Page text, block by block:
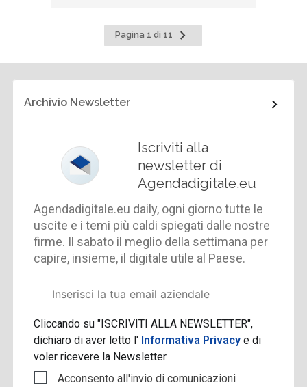
Pagina 1 di 11
Pagina
successiva
Archivio Newsletter
Iscriviti alla
newsletter di
Agendadigitale.eu
Agendadigitale.eu daily, ogni giorno tutte le
uscite e i temi più caldi spiegati dalle nostre
firme. Il sabato il meglio della settimana per
capire, insieme, il digitale utile al Paese.
aziendale
Cliccando su "ISCRIVITI ALLA NEWSLETTER",
dichiaro di aver letto l' Informativa Privacye di
voler ricevere la Newsletter.
Acconsento all'invio di comunicazioni